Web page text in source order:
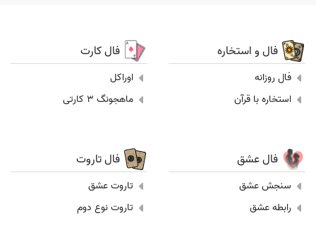
فال و استخاره
فال روزانه
استخاره با قرآن
فال کارت
اوراکل
ماهجونگ 3 کارتی
فال عشق
سنجش عشق
رابطه عشق
فال تاروت
تاروت عشق
تاروت نوع دوم